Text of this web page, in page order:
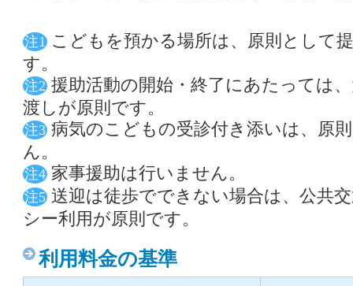
注1 こどもを預かる場所は、原則として
す。
注2 援助活動の開始・終了にあたっては
渡しが原則です。
注3 病気のこどもの受診付き添いは、原
ん。
注4 家事援助は行いません。
注5 送迎は徒歩でできない場合は、公共
シー利用が原則です。
利用料金の基準